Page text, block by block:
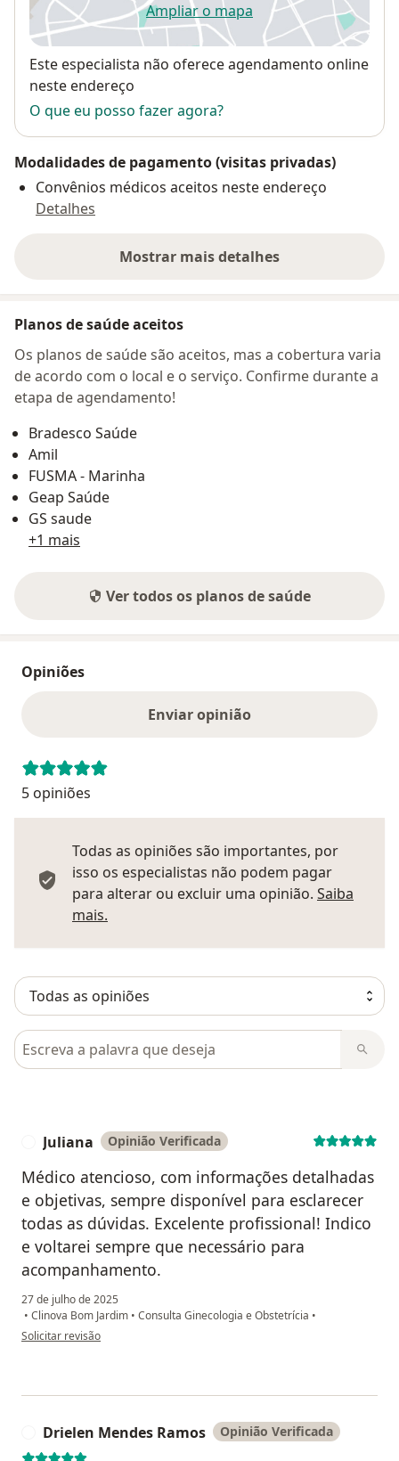
Ampliar o mapaabre num novo separador
Disponibilidade
Este especialista não oferece agendamento online
neste endereço
O que eu posso fazer agora?
Modalidades de pagamento (visitas privadas)
Convênios médicos aceitos neste endereço
Detalhes
Mostrar mais detalhes
sobre o endereço
Planos de saúde aceitos
Os planos de saúde são aceitos, mas a cobertura varia
de acordo com o local e o serviço. Confirme durante a
etapa de agendamento!
Bradesco Saúde
Amil
FUSMA - Marinha
Geap Saúde
GS saude
+1 mais
Ver todos os planos de saúde
Opiniões
Enviar opinião
5 opiniões
Todas as opiniões são importantes, por
isso os especialistas não podem pagar
para alterar ou excluir uma opinião. Saiba
mais.
Pesquisar em opiniões
Juliana Opinião Verificada
Médico atencioso, com informações detalhadas
e objetivas, sempre disponível para esclarecer
todas as dúvidas. Excelente profissional! Indico
e voltarei sempre que necessário para
acompanhamento.
27 de julho de 2025
• Clinova Bom Jardim • Consulta Ginecologia e Obstetrícia •
na opinião do utilizador Juliana
Solicitar revisão
Drielen Mendes Ramos Opinião Verificada